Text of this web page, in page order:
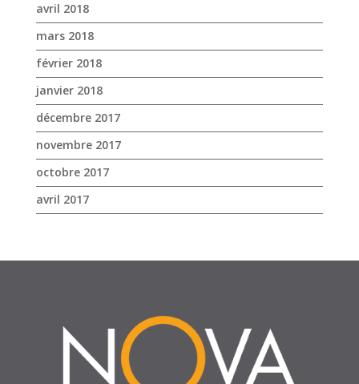
avril 2018
mars 2018
février 2018
janvier 2018
décembre 2017
novembre 2017
octobre 2017
avril 2017